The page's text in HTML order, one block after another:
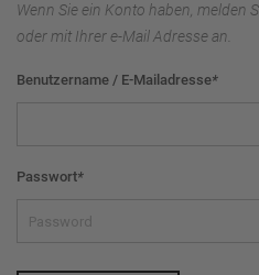
Wenn Sie ein Konto haben, melden
oder mit Ihrer e-Mail Adresse an.
Benutzername / E-Mailadresse*
Passwort*